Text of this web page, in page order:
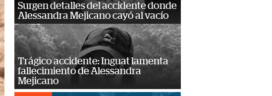
Surgen detalles del accidente donde
Alessandra Mejicano cayó al vacío
Trágico accidente: Inguat lamenta
fallecimiento de Alessandra
Mejicano